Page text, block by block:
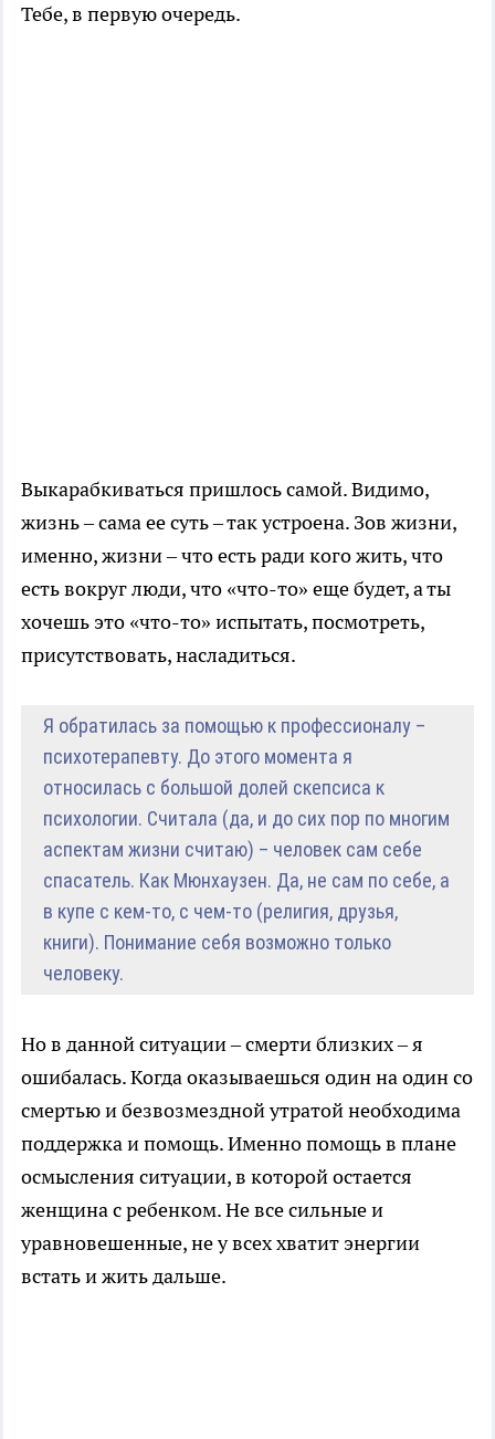
Тебе, в первую очередь.
Выкарабкиваться пришлось самой. Видимо,
жизнь – сама ее суть – так устроена. Зов жизни,
именно, жизни – что есть ради кого жить, что
есть вокруг люди, что «что-то» еще будет, а ты
хочешь это «что-то» испытать, посмотреть,
присутствовать, насладиться.
Я обратилась за помощью к профессионалу –
психотерапевту. До этого момента я
относилась с большой долей скепсиса к
психологии. Считала (да, и до сих пор по многим
аспектам жизни считаю) – человек сам себе
спасатель. Как Мюнхаузен. Да, не сам по себе, а
в купе с кем-то, с чем-то (религия, друзья,
книги). Понимание себя возможно только
человеку.
Но в данной ситуации – смерти близких – я
ошибалась. Когда оказываешься один на один со
смертью и безвозмездной утратой необходима
поддержка и помощь. Именно помощь в плане
осмысления ситуации, в которой остается
женщина с ребенком. Не все сильные и
уравновешенные, не у всех хватит энергии
встать и жить дальше.